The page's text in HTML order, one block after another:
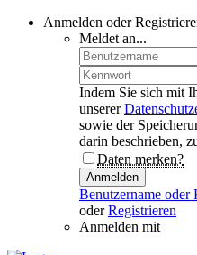
Anmelden oder
Meldet an...
Indem Sie sich mit
unserer
sowie der
darin beschrieben,
Daten merken?
Anmelden
Benutzername oder
oderRegistrieren
Anmelden mit